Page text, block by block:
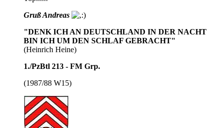
Gruß Andreas
"DENK ICH AN DEUTSCHLAND IN DER NACHT
BIN ICH UM DEN SCHLAF GEBRACHT"
(Heinrich Heine)
1./PzBtl 213 - FM Grp.
(1987/88 W15)